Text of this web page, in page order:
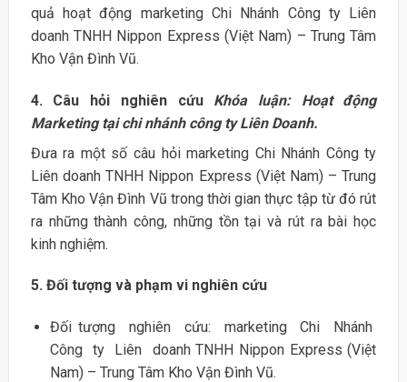
quả hoạt động marketing Chi Nhánh Công ty Liên
doanh TNHH Nippon Express (Việt Nam) – Trung Tâm
Kho Vận Đình Vũ.
4. Câu hỏi nghiên cứu Khóa luận: Hoạt động
Marketing tại chi nhánh công ty Liên Doanh.
Đưa ra một số câu hỏi marketing Chi Nhánh Công ty
Liên doanh TNHH Nippon Express (Việt Nam) – Trung
Tâm Kho Vận Đình Vũ trong thời gian thực tập từ đó rút
ra những thành công, những tồn tại và rút ra bài học
kinh nghiệm.
5. Đối tượng và phạm vi nghiên cứu
Đối tượng nghiên cứu: marketing Chi Nhánh
Công ty Liên doanh TNHH Nippon Express (Việt
Nam) – Trung Tâm Kho Vận Đình Vũ.